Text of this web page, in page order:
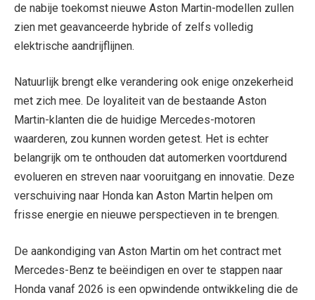
de nabije toekomst nieuwe Aston Martin-modellen zullen
zien met geavanceerde hybride of zelfs volledig
elektrische aandrijflijnen.
Natuurlijk brengt elke verandering ook enige onzekerheid
met zich mee. De loyaliteit van de bestaande Aston
Martin-klanten die de huidige Mercedes-motoren
waarderen, zou kunnen worden getest. Het is echter
belangrijk om te onthouden dat automerken voortdurend
evolueren en streven naar vooruitgang en innovatie. Deze
verschuiving naar Honda kan Aston Martin helpen om
frisse energie en nieuwe perspectieven in te brengen.
De aankondiging van Aston Martin om het contract met
Mercedes-Benz te beëindigen en over te stappen naar
Honda vanaf 2026 is een opwindende ontwikkeling die de